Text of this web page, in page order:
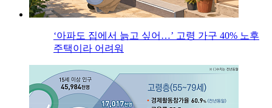
‘아파도 집에서 늙고 싶어…’ 고령 가구 40% 노후
주택이라 어려워